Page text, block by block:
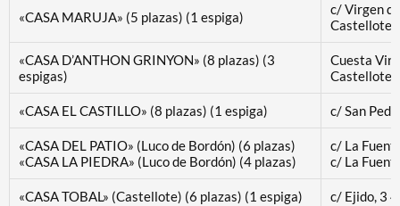
«CASA MARUJA» (5 plazas) (1 espiga)
c/ Virgen
Castellote
«CASA D’ANTHON GRINYON» (8 plazas) (3
espigas)
Cuesta
Castellote
«CASA EL CASTILLO» (8 plazas) (1 espiga) c/ San
«CASA DEL PATIO» (Luco de Bordón) (6 plazas)
«CASA LA PIEDRA» (Luco de Bordón) (4 plazas)
c/ La
c/ La
«CASA TOBAL» (Castellote) (6 plazas) (1 espiga) c/ Ejido, 3